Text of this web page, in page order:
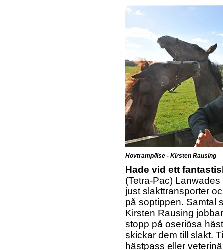
Hovtramp/Ilse - Kirsten Rausing
Hade vid ett
(Tetra-Pac)
just slakttransporter
på soptippen. Samtal
Kirsten Rausing
stopp på oseriösa
skickar dem till slakt.
hästpass eller